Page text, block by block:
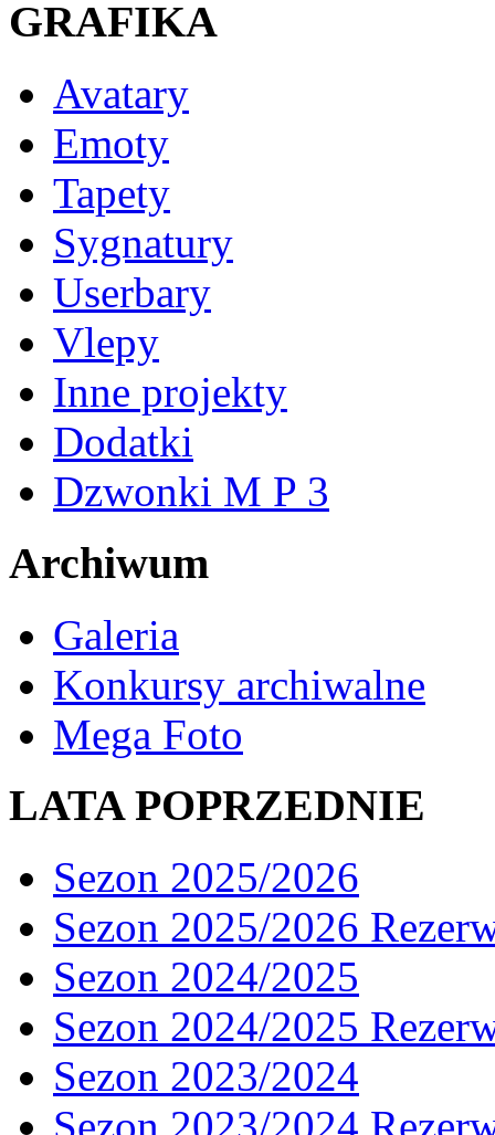
GRAFIKA
Avatary
Emoty
Tapety
Sygnatury
Userbary
Vlepy
Inne projekty
Dodatki
Dzwonki M P 3
Archiwum
Galeria
Konkursy archiwalne
Mega Foto
LATA POPRZEDNIE
Sezon 2025/2026
Sezon 2025/2026
Sezon 2024/2025
Sezon 2024/2025
Sezon 2023/2024